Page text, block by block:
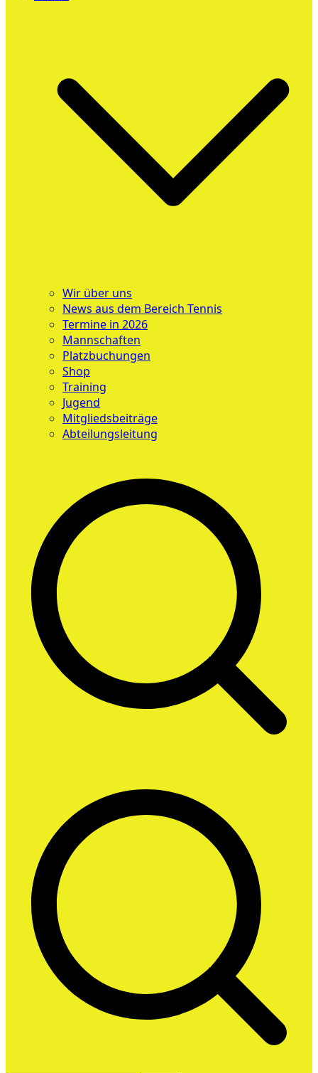
Wir über uns
News aus dem Bereich Tennis
Termine in 2026
Mannschaften
Platzbuchungen
Shop
Training
Jugend
Mitgliedsbeiträge
Abteilungsleitung